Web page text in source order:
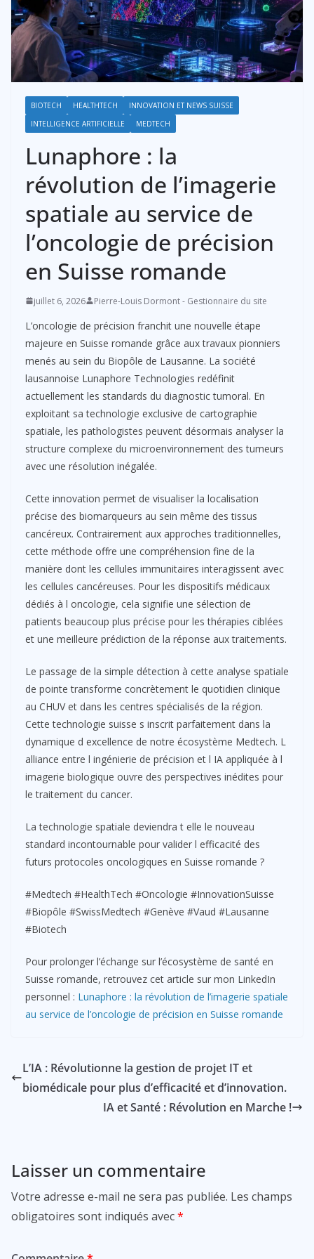
BIOTECH HEALTHTECH
INNOVATION ET NEWS SUISSE
INTELLIGENCE ARTIFICIELLE
MEDTECH
Lunaphore : la
révolution de l’imagerie
spatiale au service de
l’oncologie de précision
en Suisse romande
juillet 6, 2026 Pierre-Louis Dormont - Gestionnaire du site
L’oncologie de précision franchit une nouvelle étape
majeure en Suisse romande grâce aux travaux pionniers
menés au sein du Biopôle de Lausanne. La société
lausannoise Lunaphore Technologies redéfinit
actuellement les standards du diagnostic tumoral. En
exploitant sa technologie exclusive de cartographie
spatiale, les pathologistes peuvent désormais analyser la
structure complexe du microenvironnement des tumeurs
avec une résolution inégalée.
Cette innovation permet de visualiser la localisation
précise des biomarqueurs au sein même des tissus
cancéreux. Contrairement aux approches traditionnelles,
cette méthode offre une compréhension fine de la
manière dont les cellules immunitaires interagissent avec
les cellules cancéreuses. Pour les dispositifs médicaux
dédiés à l oncologie, cela signifie une sélection de
patients beaucoup plus précise pour les thérapies ciblées
et une meilleure prédiction de la réponse aux traitements.
Le passage de la simple détection à cette analyse spatiale
de pointe transforme concrètement le quotidien clinique
au CHUV et dans les centres spécialisés de la région.
Cette technologie suisse s inscrit parfaitement dans la
dynamique d excellence de notre écosystème Medtech. L
alliance entre l ingénierie de précision et l IA appliquée à l
imagerie biologique ouvre des perspectives inédites pour
le traitement du cancer.
La technologie spatiale deviendra t elle le nouveau
standard incontournable pour valider l efficacité des
futurs protocoles oncologiques en Suisse romande ?
#Medtech #HealthTech #Oncologie #InnovationSuisse
#Biopôle #SwissMedtech #Genève #Vaud #Lausanne
#Biotech
Pour prolonger l’échange sur l’écosystème de santé en
Suisse romande, retrouvez cet article sur mon LinkedIn
personnel : Lunaphore : la révolution de l’imagerie spatiale
au service de l’oncologie de précision en Suisse romande
L’IA : Révolutionne la gestion de projet IT et
biomédicale pour plus d’efficacité et d’innovation.
IA et Santé : Révolution en Marche !
Laisser un commentaire
Votre adresse e-mail ne sera pas publiée. Les champs
obligatoires sont indiqués avec*